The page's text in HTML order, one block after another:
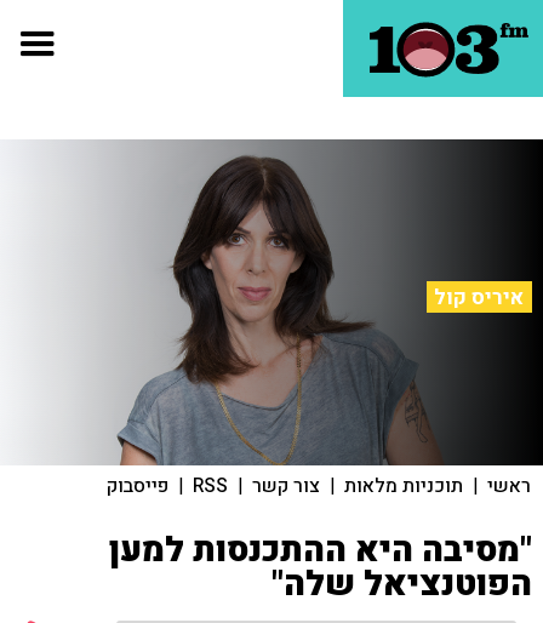
איריס קול
ראשי | תוכניות מלאות | צור קשר |
RSS
| פייסבוק
"מסיבה היא ההתכנסות למען
הפוטנציאל שלה"